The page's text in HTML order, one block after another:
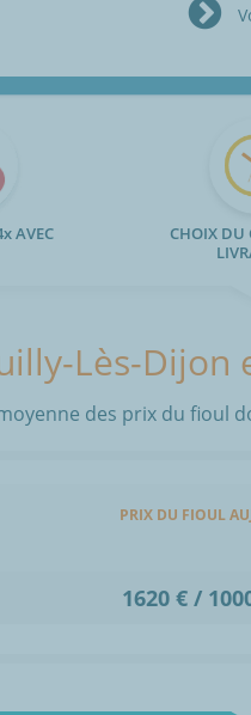
AVEC
CHOIX DU
Lès-
des prix du fioul
PRIX DU FIOUL
1620 € /